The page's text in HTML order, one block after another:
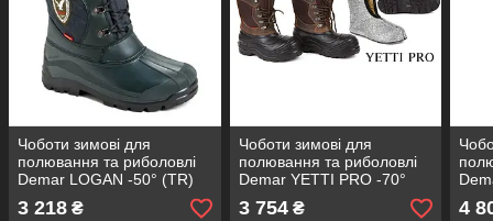
Чоботи зимові для
полювання та риболовлі
Demar LOGAN -50° (TR)
Польща р. 45
3 218 ₴
Чоботи зимові для
полювання та риболовлі
Demar YETTI PRO -70°
EVA Польща р. 45
3 754₴ 4